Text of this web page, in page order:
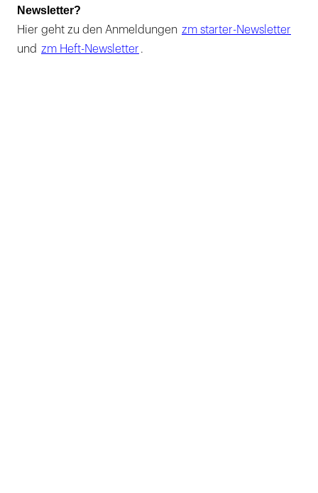
Newsletter?
Hier geht zu den Anmeldungen zm starter-Newsletter
und zm Heft-Newsletter .